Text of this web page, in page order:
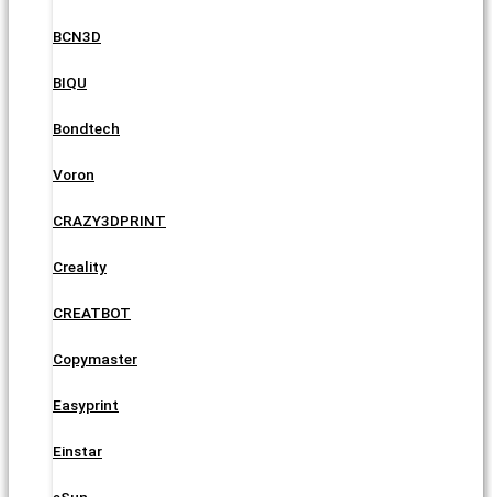
BCN3D
BIQU
Bondtech
Voron
CRAZY3DPRINT
Creality
CREATBOT
Copymaster
Easyprint
Einstar